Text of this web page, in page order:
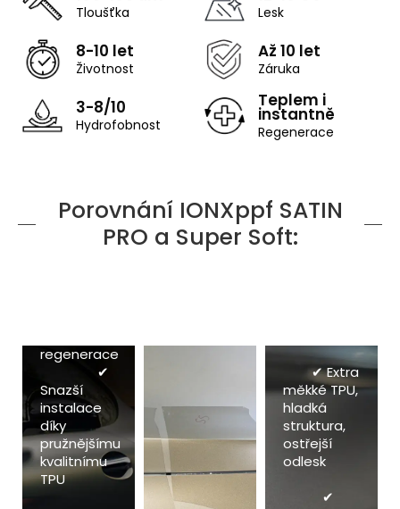
Tloušťka Lesk
8-10 let
Životnost
Až 10 let
Záruka
3-8/10
Hydrofobnost
Teplem i
instantně
Regenerace
Porovnání IONXppf SATIN
PRO a Super Soft:
SATIN
PRO
regenerace
✔
Snazší
instalace
díky
pružnějšímu
kvalitnímu
TPU
Super
Soft
✔ Extra
měkké TPU,
hladká
struktura,
ostřejší
odlesk
✔